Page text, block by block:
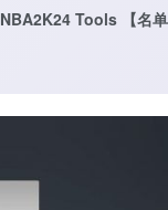
NBA2K24 Tools 【名单